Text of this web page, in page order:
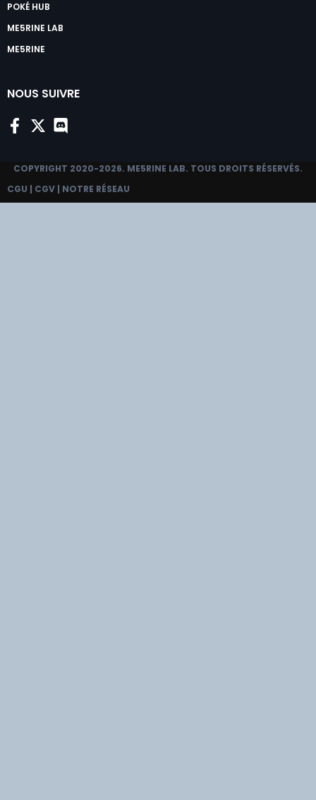
POKÉ HUB
ME5RINE LAB
ME5RINE
NOUS SUIVRE
COPYRIGHT 2020-2026. ME5RINE LAB. TOUS DROITS RÉSERVÉS.
CGU | CGV | NOTRE RÉSEAU